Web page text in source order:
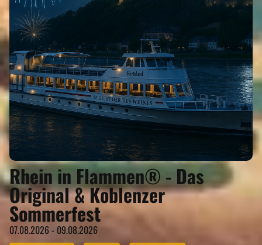
Rhein in Flammen® - Das
Original & Koblenzer
Sommerfest
07.08.2026 - 09.08.2026